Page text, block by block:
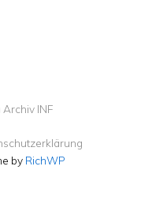
Archiv INF
by RichWP